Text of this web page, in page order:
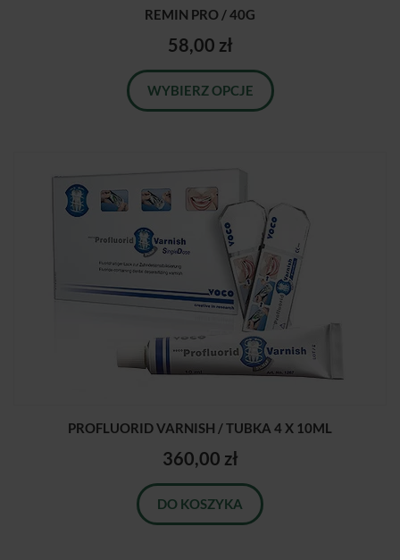
REMIN PRO / 40G
58,00 zł
WYBIERZ OPCJE
PROFLUORID VARNISH / TUBKA 4 X 10ML
360,00 zł
DO KOSZYKA